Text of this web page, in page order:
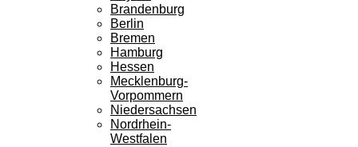
Brandenburg
Berlin
Bremen
Hamburg
Hessen
Mecklenburg-
Vorpommern
Niedersachsen
Nordrhein-
Westfalen